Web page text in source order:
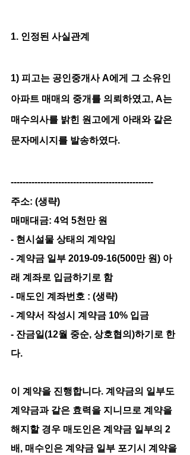
1. 인정된 사실관계
1) 피고는 공인중개사 A에게 그 소유인
아파트 매매의 중개를 의뢰하였고, A는
매수의사를 밝힌 원고에게 아래와 같은
문자메시지를 발송하였다.
------------------------------------------------
주소: (생략)
매매대금: 4억 5천만 원
- 현시설물 상태의 계약임
- 계약금 일부 2019-09-16(500만 원) 아
래 계좌로 입금하기로 함
- 매도인 계좌번호 : (생략)
- 계약서 작성시 계약금 10% 입금
- 잔금일(12월 중순, 상호협의)하기로 한
다.
이 계약을 진행합니다. 계약금의 일부도
계약금과 같은 효력을 지니므로 계약을
해지할 경우 매도인은 계약금 일부의 2
배, 매수인은 계약금 일부 포기시 계약을